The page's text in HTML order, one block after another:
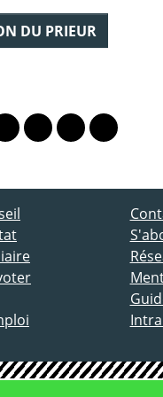
DU PRIEUR
profil Mastodon
le profil Bluesky
Lien vers le profil
Lien vers le profil
Lien vers le
Lien